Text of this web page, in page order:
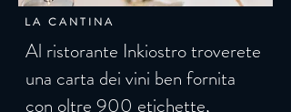
LA CANTINA
Al ristorante Inkiostro troverete
una carta dei vini ben fornita
con oltre 900 etichette,